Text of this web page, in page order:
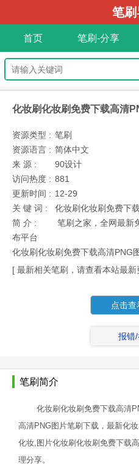
笔
首页 笔刷-分享
化妆刷化妆刷免费下载高清
资源类型 : 笔刷
资源语言 : 简体中文
来 源 :
90设计
访问热度 : 881
更新时间 : 12-29
关 键 词 :
化妆刷化妆刷免费下
简 介 :
笔刷之家，全网最新
布平台
化妆刷化妆刷免费下载高清PNG
[ 最新相关笔刷，请查看本站最新
点击
报错
笔刷简介
化妆刷化妆刷免费下载高清
高清PNG图片笔刷下载，最新化
化妆,图片化妆刷化妆刷免费下载
理分享。